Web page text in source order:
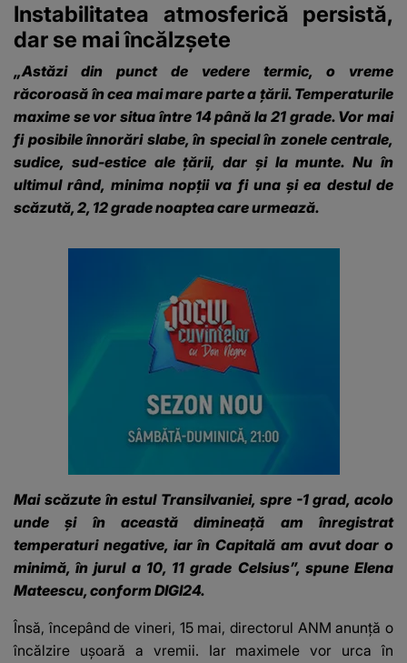
Instabilitatea atmosferică persistă,
dar se mai încălzșete
„Astăzi din punct de vedere termic, o vreme
răcoroasă în cea mai mare parte a țării. Temperaturile
maxime se vor situa între 14 până la 21 grade. Vor mai
fi posibile înnorări slabe, în special în zonele centrale,
sudice, sud-estice ale țării, dar și la munte. Nu în
ultimul rând, minima nopții va fi una și ea destul de
scăzută, 2, 12 grade noaptea care urmează.
Mai scăzute în estul Transilvaniei, spre -1 grad, acolo
unde și în această dimineață am înregistrat
temperaturi negative, iar în Capitală am avut doar o
minimă, în jurul a 10, 11 grade Celsius”, spune Elena
Mateescu, conform DIGI24.
Însă, începând de vineri, 15 mai, directorul ANM anunță o
încălzire ușoară a vremii. Iar maximele vor urca în